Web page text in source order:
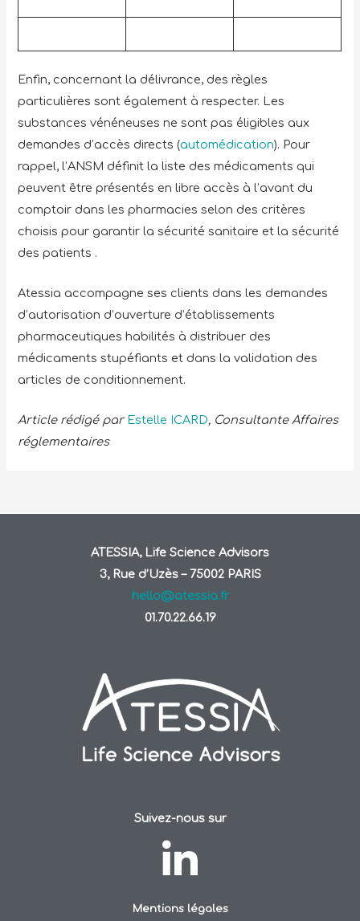
Enfin, concernant la délivrance, des règles
particulières sont également à respecter. Les
substances vénéneuses ne sont pas éligibles aux
demandes d’accès directs (automédication). Pour
rappel, l’ANSM définit la liste des médicaments qui
peuvent être présentés en libre accès à l’avant du
comptoir dans les pharmacies selon des critères
choisis pour garantir la sécurité sanitaire et la sécurité
des patients .
Atessia accompagne ses clients dans les demandes
d’autorisation d’ouverture d’établissements
pharmaceutiques habilités à distribuer des
médicaments stupéfiants et dans la validation des
articles de conditionnement.
Article rédigé par Estelle ICARD, Consultante Affaires
réglementaires
ATESSIA, Life Science Advisors
3, Rue d’Uzès – 75002 PARIS
hello@atessia.fr
01.70.22.66.19
Suivez-nous sur
Mentions légales